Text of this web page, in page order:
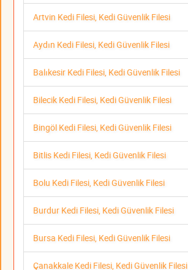
Artvin Kedi Filesi, Kedi Güvenlik Filesi
Aydın Kedi Filesi, Kedi Güvenlik Filesi
Balıkesir Kedi Filesi, Kedi Güvenlik Filesi
Bilecik Kedi Filesi, Kedi Güvenlik Filesi
Bingöl Kedi Filesi, Kedi Güvenlik Filesi
Bitlis Kedi Filesi, Kedi Güvenlik Filesi
Bolu Kedi Filesi, Kedi Güvenlik Filesi
Burdur Kedi Filesi, Kedi Güvenlik Filesi
Bursa Kedi Filesi, Kedi Güvenlik Filesi
Çanakkale Kedi Filesi, Kedi Güvenlik Filesi